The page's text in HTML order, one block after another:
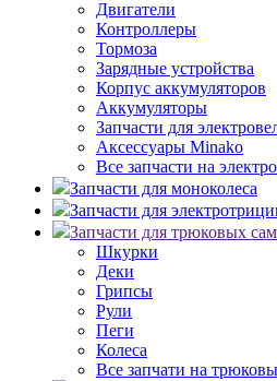
Двигатели
Контроллеры
Тормоза
Зарядные устройства
Корпус аккумуляторов
Аккумуляторы
Запчасти для
Аксессуары Minako
Все запчасти на
Запчасти для моноколеса
Запчасти для
Запчасти для трюковых
Шкурки
Деки
Грипсы
Рули
Пеги
Колеса
Все запчати на